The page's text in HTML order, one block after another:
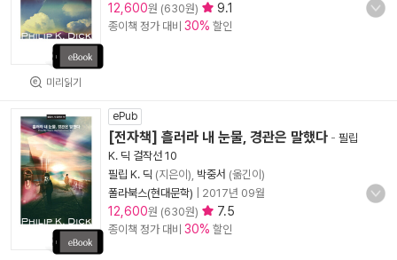
미리읽기
12,600원 (630원) 9.1
종이책 정가 대비 30% 할인
ePub
[전자책] 흘러라 내 눈물, 경관은 말했다 - 필립
K. 딕 걸작선 10
필립 K. 딕 (지은이), 박중서 (옮긴이)
폴라북스(현대문학)
2017년 09월
12,600원 (630원) 7.5
종이책 정가 대비 30% 할인